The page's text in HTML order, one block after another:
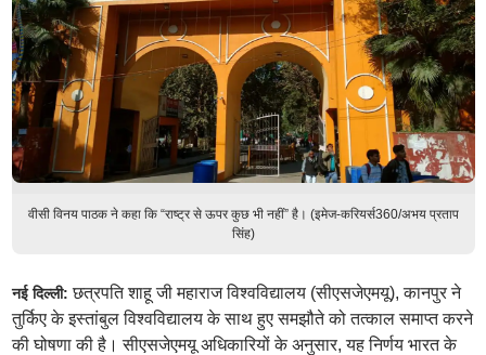
वीसी विनय पाठक ने कहा कि “राष्ट्र से ऊपर कुछ भी नहीं” है। (इमेज-करियर्स360/अभय प्रताप
सिंह)
नई दिल्ली: छत्रपति शाहू जी महाराज विश्वविद्यालय (सीएसजेएमयू), कानपुर ने
तुर्किए के इस्तांबुल विश्वविद्यालय के साथ हुए समझौते को तत्काल समाप्त करने
की घोषणा की है। सीएसजेएमयू अधिकारियों के अनुसार, यह निर्णय भारत के